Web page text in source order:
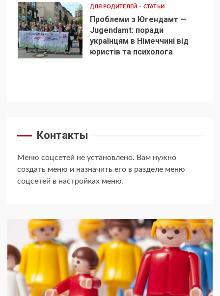
5
ДЛЯ РОДИТЕЛЕЙ СТАТЬИ
Проблеми з Югендамт —
Jugendamt: поради
українцям в Німеччині від
юристів та психолога
Контакты
Меню соцсетей не установлено. Вам нужно
создать меню и назначить его в разделе меню
соцсетей в настройках меню.